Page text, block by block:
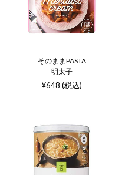
そのままPASTA
明太子
¥648 (税込)